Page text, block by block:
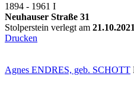
1894 - 1961 I
Neuhauser Straße 31
Stolperstein verlegt am 21.10.2021
Drucken
Agnes ENDRES, geb. SCHOTT